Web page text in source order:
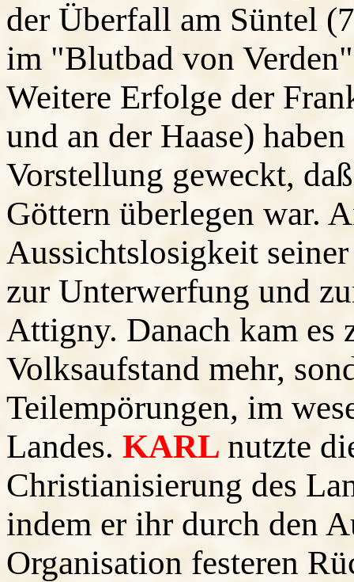
der Überfall am Süntel
im "Blutbad von
Weitere Erfolge der
und an der Haase)
Vorstellung geweckt,
Göttern überlegen war.
Aussichtslosigkeit
zur Unterwerfung und
Attigny. Danach kam es
Volksaufstand mehr,
Teilempörungen, im
Landes. KARL nutzte
Christianisierung des
indem er ihr durch den
Organisation festeren